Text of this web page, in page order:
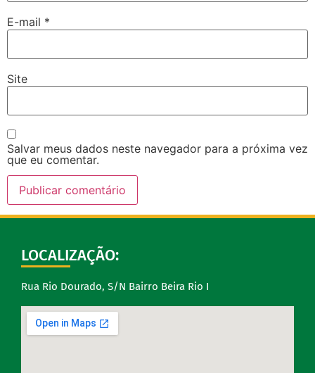
E-mail *
Site
Salvar meus dados neste navegador para a próxima vez
que eu comentar.
LOCALIZAÇÃO:
Rua Rio Dourado, S/N Bairro Beira Rio I